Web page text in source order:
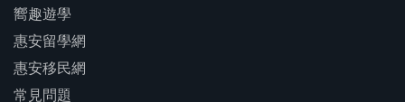
嚮趣遊學
惠安留學網
惠安移民網
常見問題